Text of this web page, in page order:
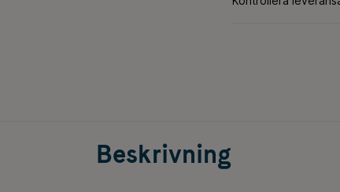
Beskrivning